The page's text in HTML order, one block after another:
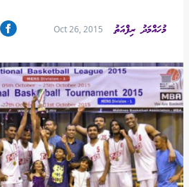
މުހައްމަދު ރިފްއަތު Oct 26, 2015